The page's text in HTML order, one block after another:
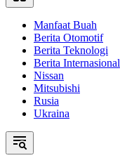
Manfaat Buah
Berita Otomotif
Berita Teknologi
Berita Internasional
Nissan
Mitsubishi
Rusia
Ukraina